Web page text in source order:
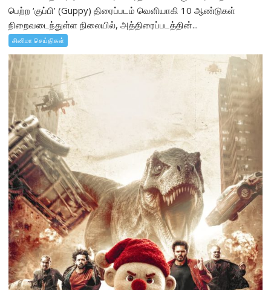
பெற்ற ‘குப்பி’ (Guppy) திரைப்படம் வெளியாகி 10 ஆண்டுகள்
நிறைவடைந்துள்ள நிலையில், அத்திரைப்படத்தின்...
சினிமா செய்திகள்